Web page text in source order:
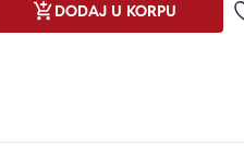
DODAJ U KORPU